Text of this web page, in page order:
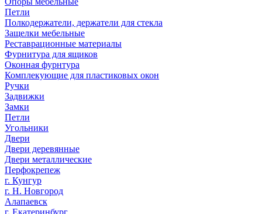
Петли
Полкодержатели, держатели для стекла
Защелки мебельные
Реставрационные материалы
Фурнитура для ящиков
Оконная фурнтура
Комплекующие для пластиковых окон
Ручки
Задвижки
Замки
Петли
Угольники
Двери
Двери деревянные
Двери металлические
Перфокрепеж
г. Кунгур
г. Н. Новгород
Алапаевск
г. Екатеринбург